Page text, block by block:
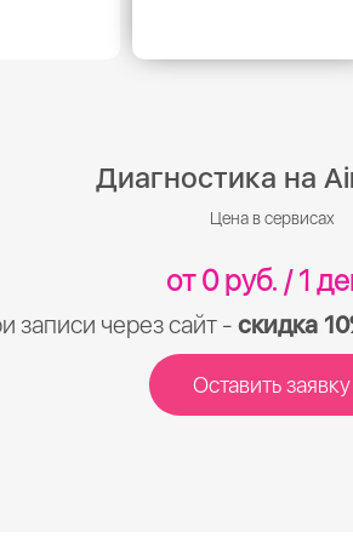
Диагностика на
Цена в сервисах
от 0 руб. / 1
записи через сайт - скидка
Оставить заявку